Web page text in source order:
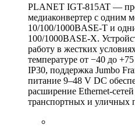
PLANET IGT-815AT —
медиаконвертер с одним
10/100/1000BASE-T и
100/1000BASE-X.
работу в жестких
температуре от −40 до
IP30, поддержка Jumbo
питание 9–48 V DC
расширение Ethernet-
транспортных и уличных